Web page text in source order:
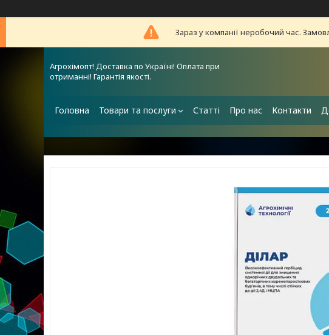
Зараз у компанії неробочий час.
Агрохімопт! Доставка по Україні! Оплата при
отриманні! Гарантія якості.
Головна Товари та послуги Статті Про нас Контакти